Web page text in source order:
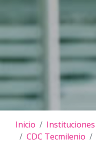
Inicio Instituciones
CDC Tecmilenio